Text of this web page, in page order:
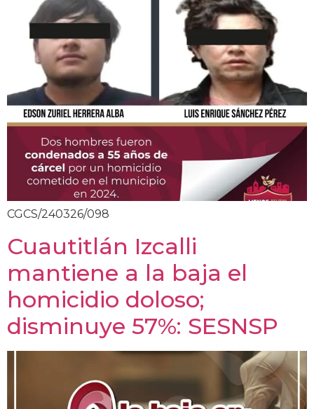
CGCS/240326/098
Cuautitlán Izcalli
mantiene a la baja el
homicidio doloso;
disminuye 57%: SESNSP